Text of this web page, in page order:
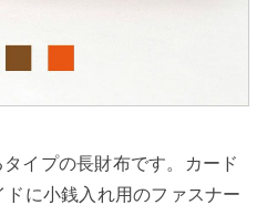
イプの長財布です。カード
に小銭入れ用のファスナー